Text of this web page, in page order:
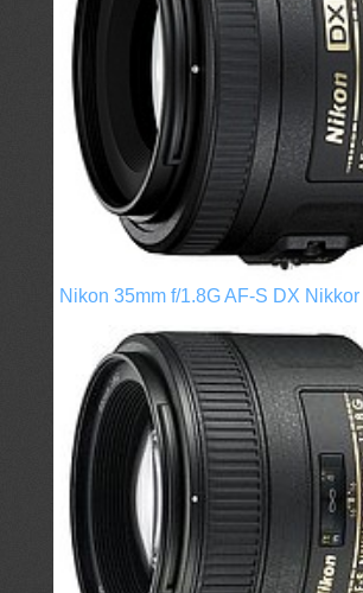
Nikon 35mm f/1.8G AF-S DX Nikkor